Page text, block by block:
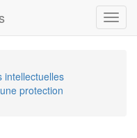
intellectuelles
protection